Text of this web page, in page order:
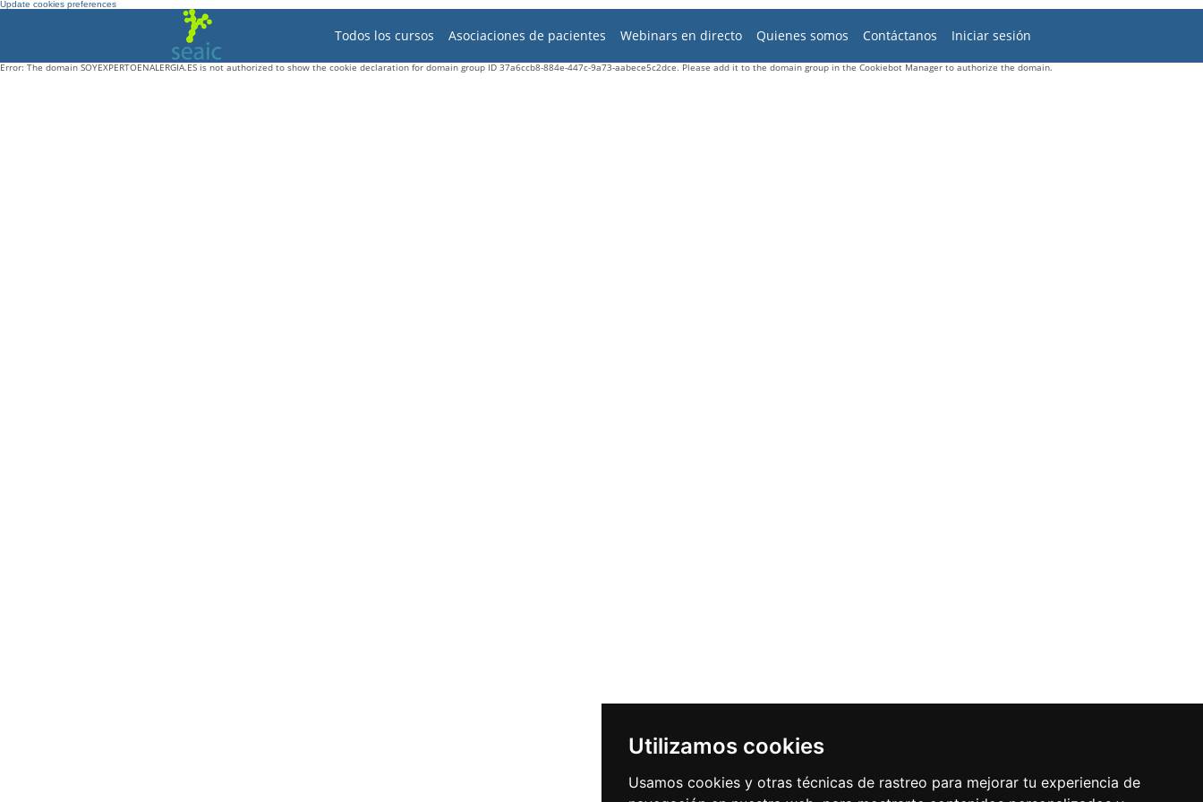
Utilizamos cookies
Usamos cookies y otras técnicas de rastreo para mejorar tu experiencia de
Update cookies preferences
Todos los cursos Asociaciones de pacientes Webinars en directo Quienes somos Contáctanos Iniciar sesión
Error: The domain SOYEXPERTOENALERGIA.ES is not authorized to show the cookie declaration for domain group ID 37a6ccb8-884e-447c-9a73-aabece5c2dce. Please add it to the domain group in the Cookiebot Manager to authorize the domain.